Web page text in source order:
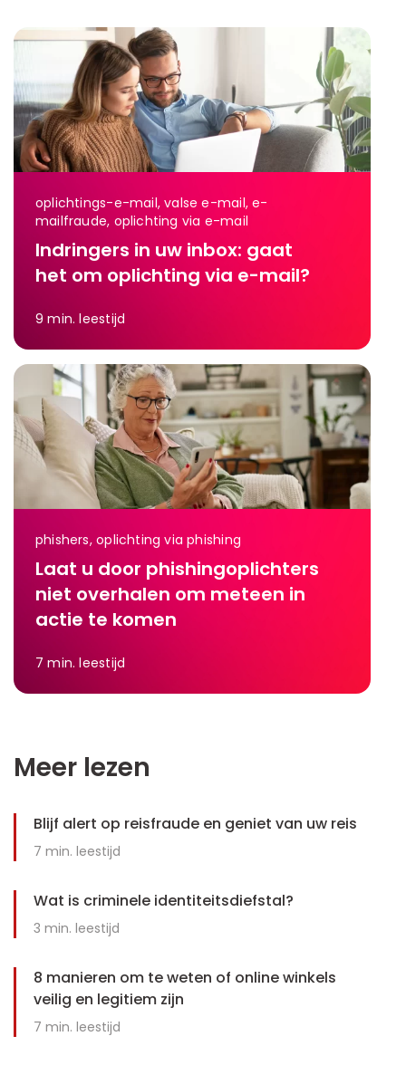
oplichtings-e-mail, valse e-mail, e-
mailfraude, oplichting via e-mail
Indringers in uw inbox: gaat
het om oplichting via e-mail?
9 min. leestijd
phishers, oplichting via phishing
Laat u door phishingoplichters
niet overhalen om meteen in
actie te komen
7 min. leestijd
Meer lezen
Blijf alert op reisfraude en geniet van uw reis
7 min. leestijd
Wat is criminele identiteitsdiefstal?
3 min. leestijd
8 manieren om te weten of online winkels
veilig en legitiem zijn
7 min. leestijd